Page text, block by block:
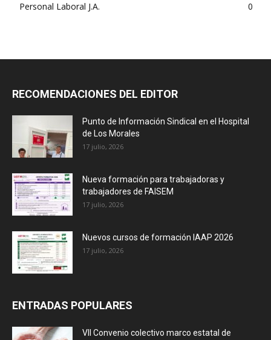
Personal Laboral J.A.
0
RECOMENDACIONES DEL EDITOR
Punto de Información Sindical en el Hospital
de Los Morales
17 julio, 2026
Nueva formación para trabajadoras y
trabajadores de FAISEM
17 julio, 2026
Nuevos cursos de formación IAAP 2026
17 julio, 2026
ENTRADAS POPULARES
VII Convenio colectivo marco estatal de